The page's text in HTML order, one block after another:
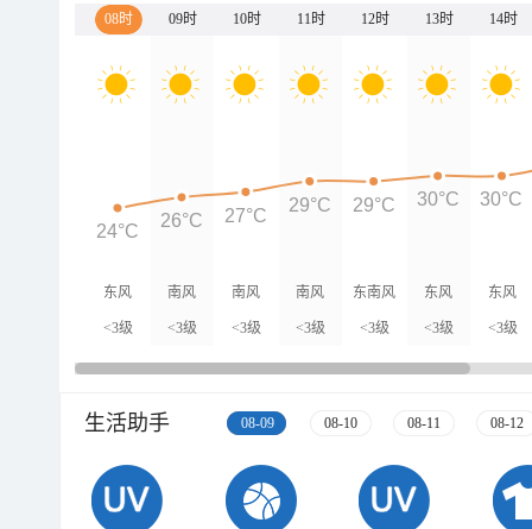
08时 09时 10时 11时 12时 13时 14时
东风
<3级
南风
<3级
南风
<3级
南风
<3级
东南风
<3级
东风
<3级
东风
<3级
24°C
26°C 27°C
29°C 29°C 30°C 30°C
生活助手 08-09 08-10 08-11 08-12